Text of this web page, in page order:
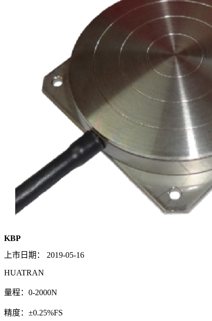
KBP
上市日期： 2019-05-16
HUATRAN
量程：0-2000N
精度：±0.25%FS